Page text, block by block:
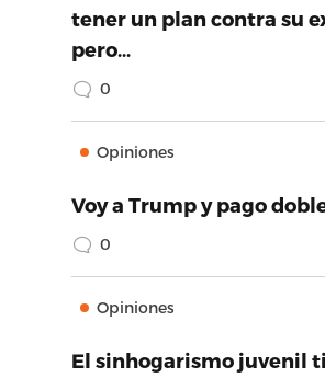
tener un plan contra su
pero…
0
Opiniones
Voy a Trump y pago
0
Opiniones
El sinhogarismo juvenil